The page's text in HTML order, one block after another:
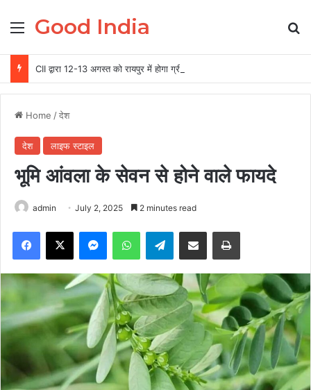
Menu
Good India
Home /देश
देश लाइफ स्टाइल
भूमि आंवला के सेवन से होने वाले फायदे
admin July 2, 2025 2 minutes read
Facebook
X MessengerWhatsAppTelegramShare via Email Print